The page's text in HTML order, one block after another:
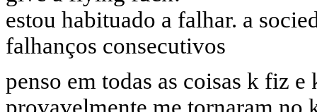
estou habituado a falhar. a
falhanços consecutivos
penso em todas as coisas k fiz